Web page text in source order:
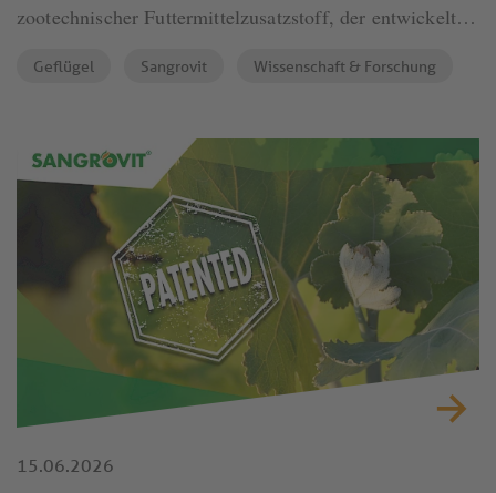
zootechnischer Futtermittelzusatzstoff, der entwickelt
Futterverwertung und die Wirtschaftlichkeit unter
Das auf standardisierten Isochinolin-Alkaloiden (IQs)
basierende Produkt unterstützt die Darmgesundheit und
die Nährstoffverwertung und hat unter kontrollierten
Versuchsbedingungen eine verbesserte Leistung gezeigt.
Geflügel Sangrovit Wissenschaft & Forschung
15.06.2026